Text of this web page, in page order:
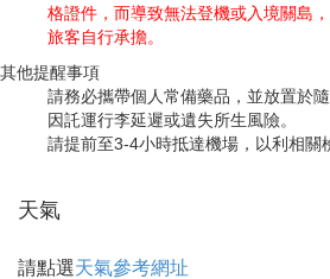
格證件，而導致無法登機或入境關島
旅客自行承擔。
其他提醒事項
請務必攜帶個人常備藥品，並放置於
因託運行李延遲或遺失所生風險。
請提前至3-4小時抵達機場，以利相關
天氣
請點選天氣參考網址